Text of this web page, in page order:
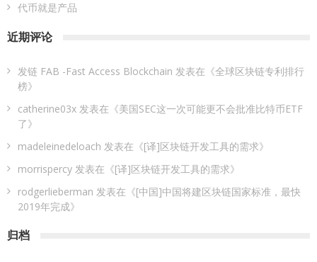
代币就是产品
近期评论
发链 FAB -Fast Access Blockchain 发表在《全球区块链专利排行
榜》
catherine03x 发表在《美国SEC这一次可能更不会批准比特币ETF
了》
madeleinedeloach 发表在《[译]区块链开发工具的需求》
morrispercy 发表在《[译]区块链开发工具的需求》
rodgerlieberman 发表在《[中国]中国将建区块链国家标准，最快
2019年完成》
归档